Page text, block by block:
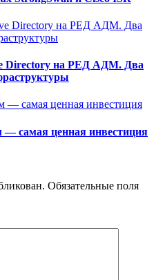
Directory на РЕД АДМ. Два
— самая ценная инвестиция
Обязательные поля